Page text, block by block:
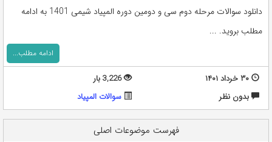
دانلود سوالات مرحله دوم سی و دومین دوره المپیاد شیمی 1401 به ادامه
مطلب بروید. ...
ادامه مطلب...
۳۰ خرداد ۱۴۰۱
3,226 بار
بدون نظر
سوالات المپياد
فهرست موضوعات اصلی